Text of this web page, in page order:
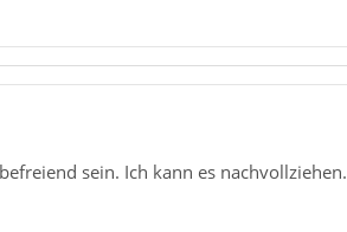
sein. Ich kann es nachvollziehen.